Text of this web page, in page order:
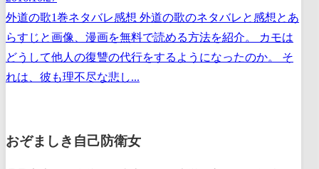
外道の歌1巻ネタバレ感想 外道の歌のネタバレと感想とあ
らすじと画像、漫画を無料で読める方法を紹介。 カモは
どうして他人の復讐の代行をするようになったのか。 そ
れは、彼も理不尽な悲し...
おぞましき自己防衛女